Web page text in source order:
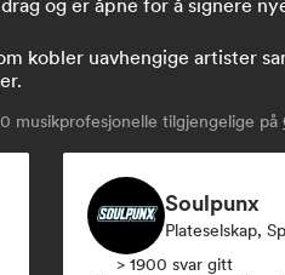
og er åpne for å signere
kobler uavhengige artister
musikprofesjonelle tilgjengelige på
Soulpunx
Plateselskap,
> 1900 svar gitt